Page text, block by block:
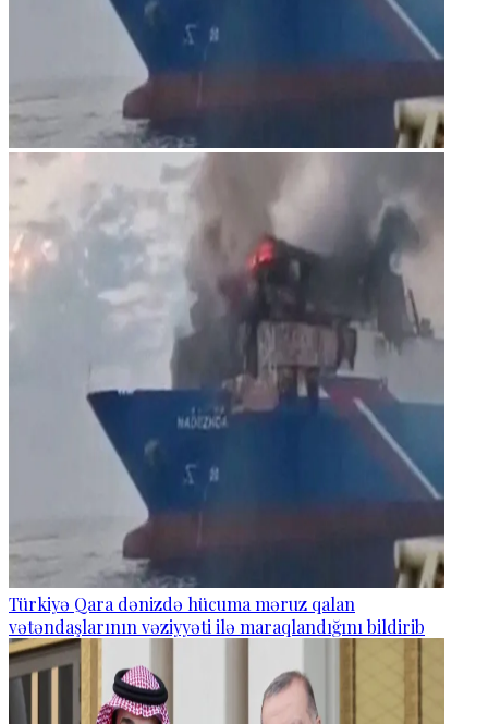
Türkiyə Qara dənizdə hücuma məruz qalan
vətəndaşlarının vəziyyəti ilə maraqlandığını bildirib